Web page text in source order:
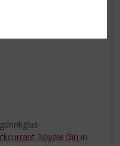
Royale Gin in